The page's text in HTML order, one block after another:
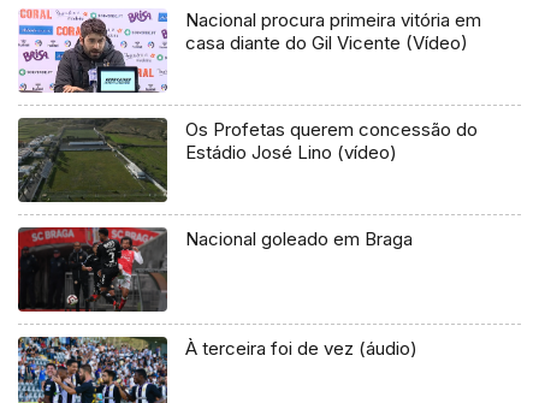
Nacional procura primeira vitória em
casa diante do Gil Vicente (Vídeo)
Os Profetas querem concessão do
Estádio José Lino (vídeo)
Nacional goleado em Braga
À terceira foi de vez (áudio)